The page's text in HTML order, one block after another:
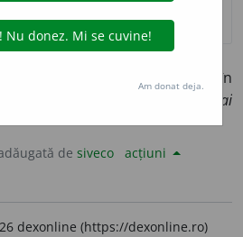
credul, prost, (înv., în
(fam.) fraier.
(Ai fost ~ și l-ai
de siveco acțiuni
dexonline (https://dexonline.ro)
Am donat deja.